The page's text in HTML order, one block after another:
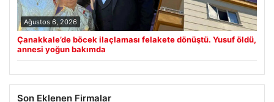
Ağustos 6, 2026
Çanakkale’de böcek ilaçlaması felakete dönüştü. Yusuf öldü,
annesi yoğun bakımda
Son Eklenen Firmalar